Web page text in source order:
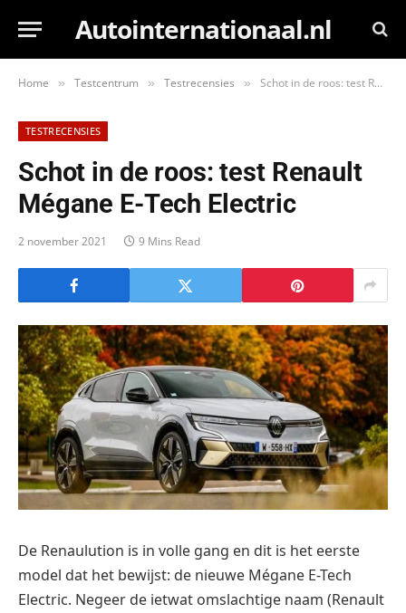
Autointernationaal.nl
Home » Testcentrum » Testrecensies » Schot in de roos: test Renault Mégane E-Tech Electric
TESTRECENSIES
Schot in de roos: test Renault
Mégane E-Tech Electric
2 november 2021 9 Mins Read
De Renaulution is in volle gang en dit is het eerste
model dat het bewijst: de nieuwe Mégane E-Tech
Electric. Negeer de ietwat omslachtige naam (Renault